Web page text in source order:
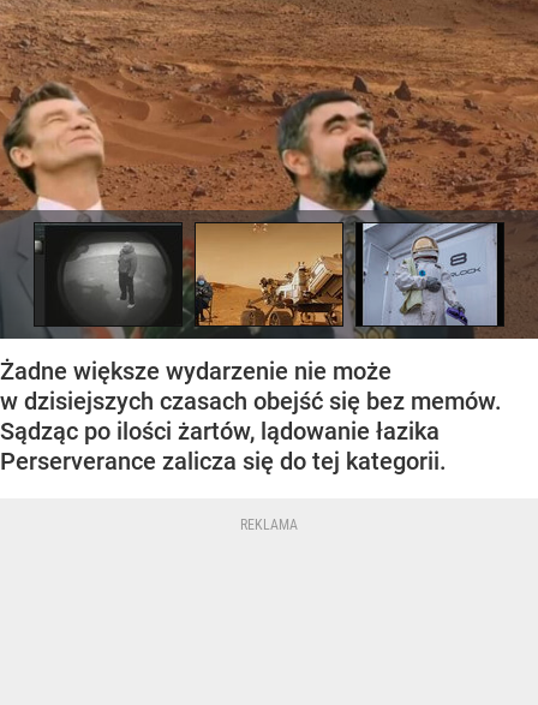
Żadne większe wydarzenie nie może
w dzisiejszych czasach obejść się bez memów.
Sądząc po ilości żartów, lądowanie łazika
Perserverance zalicza się do tej kategorii.